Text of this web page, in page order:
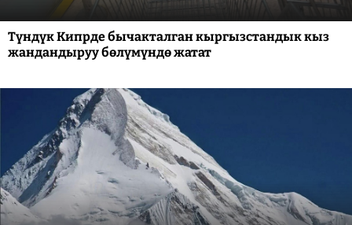
Түндүк Кипрде бычакталган кыргызстандык кыз
жандандыруу бөлүмүндө жатат